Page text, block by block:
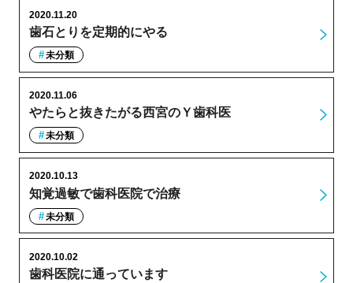
歯石とりを定期的にやる
2020.11.20
未分類
やたらと抜きたがる西宮のＹ歯科医
2020.11.06
未分類
知覚過敏で歯科医院で治療
2020.10.13
未分類
歯科医院に通っています
2020.10.02